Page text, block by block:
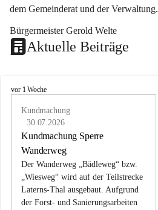
dem Gemeinderat und der Verwaltung.
Bürgermeister Gerold Welte
Aktuelle Beiträge
L
vor 1 Woche
Kundmachung
30.07.2026
Kundmachung Sperre
Wanderweg
Der Wanderweg „Bädleweg“ bzw.
„Wiesweg“ wird auf der Teilstrecke
Laterns-Thal ausgebaut. Aufgrund
der Forst- und Sanierungsarbeiten